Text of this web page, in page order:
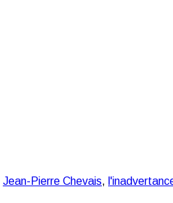
Jean-Pierre Chevais,